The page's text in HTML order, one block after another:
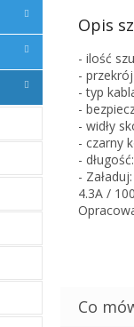
Opis
- ilość
-
- typ
-
- widły
- czarny
-
- Załaduj:
4.3A /